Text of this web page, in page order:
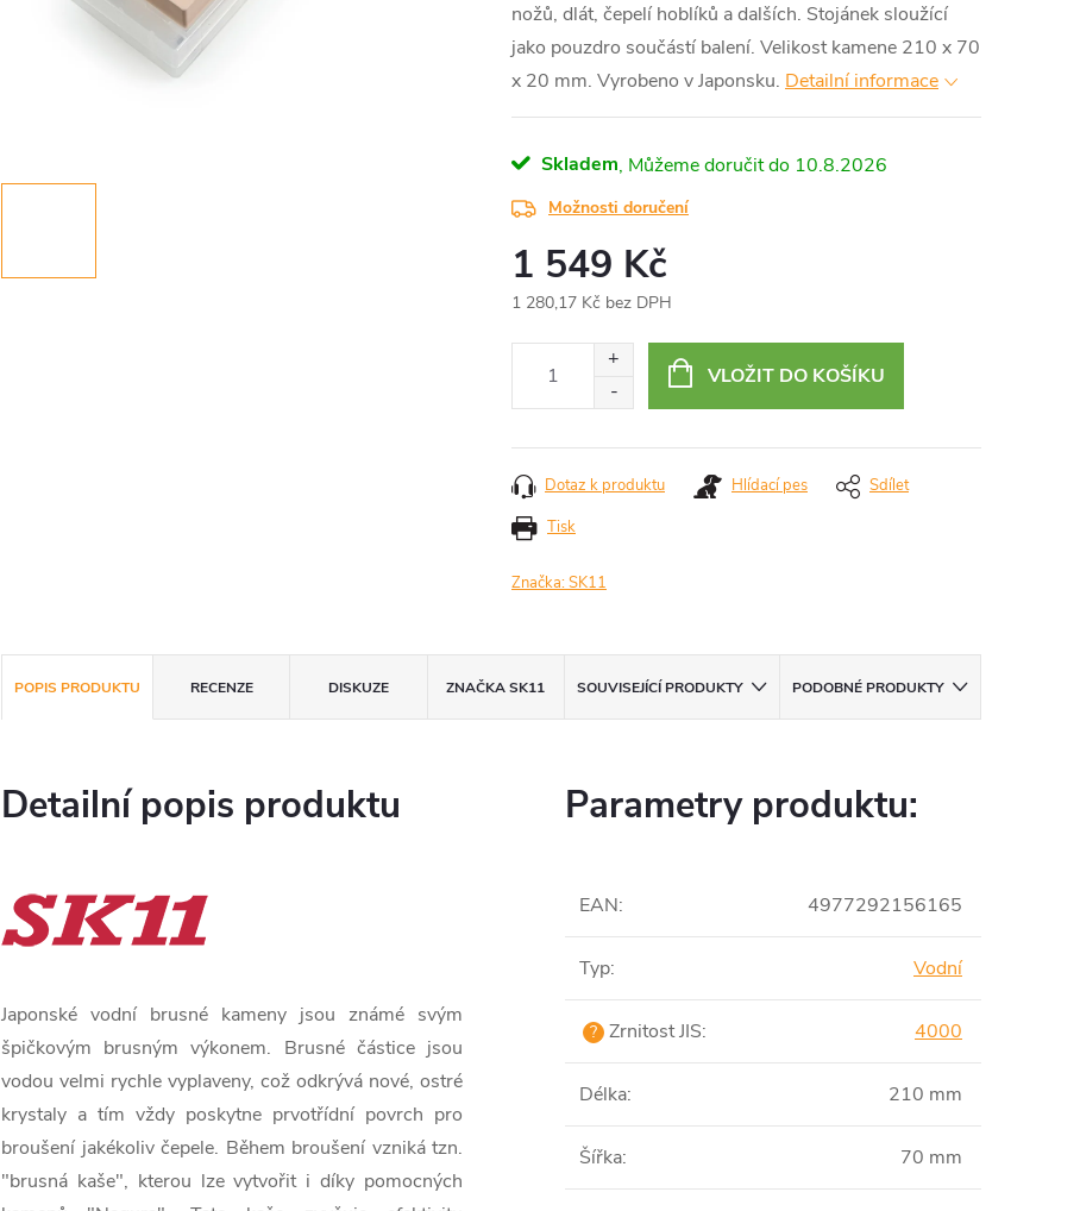
nožů, dlát, čepelí hoblíků a dalších. Stojánek sloužící
jako pouzdro součástí balení. Velikost kamene 210 x 70
x 20 mm. Vyrobeno v Japonsku. Detailní informace
Skladem 10.8.2026
Možnosti doručení
1 549 Kč
1 280,17 Kč bez DPH
VLOŽIT DO KOŠÍKU
Tisk
Dotaz k produktu Hlídací pes Sdílet
Značka:SK11
POPIS PRODUKTU RECENZE DISKUZE ZNAČKASK11 SOUVISEJÍCÍ PRODUKTY PODOBNÉ PRODUKTY
Detailní popis produktu
Japonské vodní brusné kameny jsou známé svým
špičkovým brusným výkonem. Brusné částice jsou
vodou velmi rychle vyplaveny, což odkrývá nové, ostré
krystaly a tím vždy poskytne prvotřídní povrch pro
broušení jakékoliv čepele. Během broušení vzniká tzn.
"brusná kaše", kterou lze vytvořit i díky pomocných
Parametry produktu:
EAN: 4977292156165
Typ: Vodní
? Zrnitost JIS: 4000
Délka: 210 mm
Šířka: 70 mm